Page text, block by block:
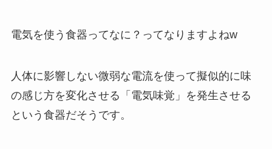
電気を使う食器ってなに？ってなりますよねw
人体に影響しない微弱な電流を使って擬似的に味
の感じ方を変化させる「電気味覚」を発生させる
という食器だそうです。